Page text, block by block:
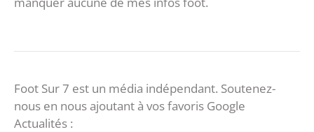
Foot Sur 7 est un média indépendant. Soutenez-
nous en nous ajoutant à vos favoris Google
Actualités :